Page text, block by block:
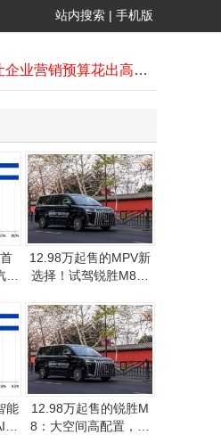
站内搜索 | 手机版
移动电话套餐进化史：告别“包干打”，精准匹配需求省话费攻略！
市场地位证明：精准筛选客户，让企业营销预算花出高回报率
字节音视频新模型登场 英伟达微美全息发力开源AI与技术融合
普洛斯常州天宁物流园开仓 打造苏南皖南核心冷链枢纽辐射多城
海运智利车厘子大量到港 昆明市场价格下降 春节或迎小幅上涨
大模型“六小虎”代表冲刺港股，以Tokens为核心如何破解估值难题？
12.98万起售的MPV新
选择！试驾锐胜M8，
商用都适宜
能
12.98万起售的锐胜M
8：大空间高配置，家